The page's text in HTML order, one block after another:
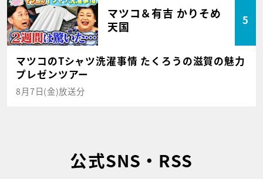
マツコ＆有吉 かりそめ
天国
5
マツコのTシャツ洗濯事情 たくろうの滋賀の魅力
プレゼンツアー
8月7日(金)放送分
公式SNS・RSS